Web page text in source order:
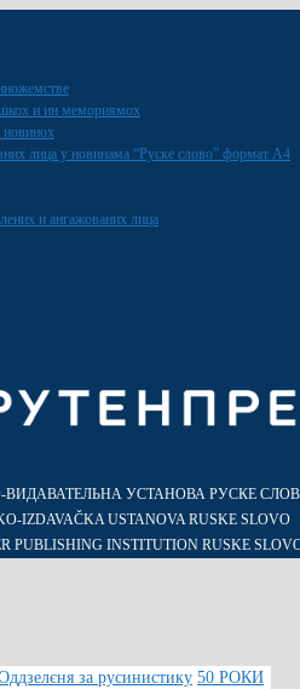
и ин мемориямох
новинох
лица у новинама “Руске слово” формат A4
и ангажованих лица
УСТАНОВА РУСКЕ
IZDAVAČKA USTANOVA RUSKE SLOVO
PUBLISHING INSTITUTION RUSKE
за русинистику 50 РОКИ